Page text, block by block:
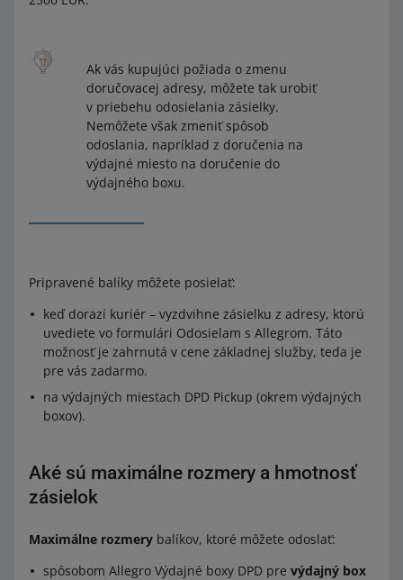
Ak vás kupujúci požiada o zmenu
doručovacej adresy, môžete tak urobiť
v priebehu odosielania zásielky.
Nemôžete však zmeniť spôsob
odoslania, napríklad z doručenia na
výdajné miesto na doručenie do
výdajného boxu.
Pripravené balíky môžete posielať:
keď dorazí kuriér – vyzdvihne zásielku z adresy, ktorú
uvediete vo formulári Odosielam s Allegrom. Táto
možnosť je zahrnutá v cene základnej služby, teda je
pre vás zadarmo.
na výdajných miestach DPD Pickup (okrem výdajných
boxov).
Aké sú maximálne rozmery a hmotnosť
zásielok
Maximálne rozmery balíkov, ktoré môžete odoslať:
spôsobom Allegro Výdajné boxy DPD pre výdajný box